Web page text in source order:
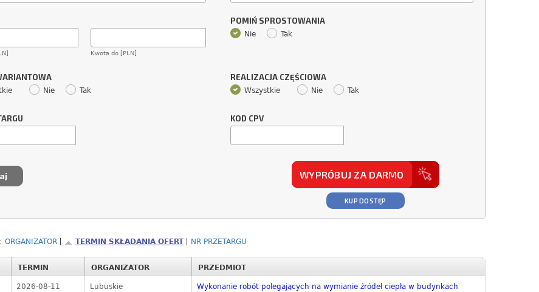
Kwota do [PLN]
POMIŃ SPROSTOWANIA
Nie Tak
Nie Tak
REALIZACJA CZĘŚCIOWA
Wszystkie Nie Tak
KOD CPV
WYPRÓBUJ ZA DARMO
KUP DOSTĘP
ORGANIZATOR TERMIN SKŁADANIA OFERT NR PRZETARGU
TERMIN ORGANIZATOR PRZEDMIOT
2026-08-11
Lubuskie
Wykonanie robót polegających na wymianie źródeł ciepła w budynkach